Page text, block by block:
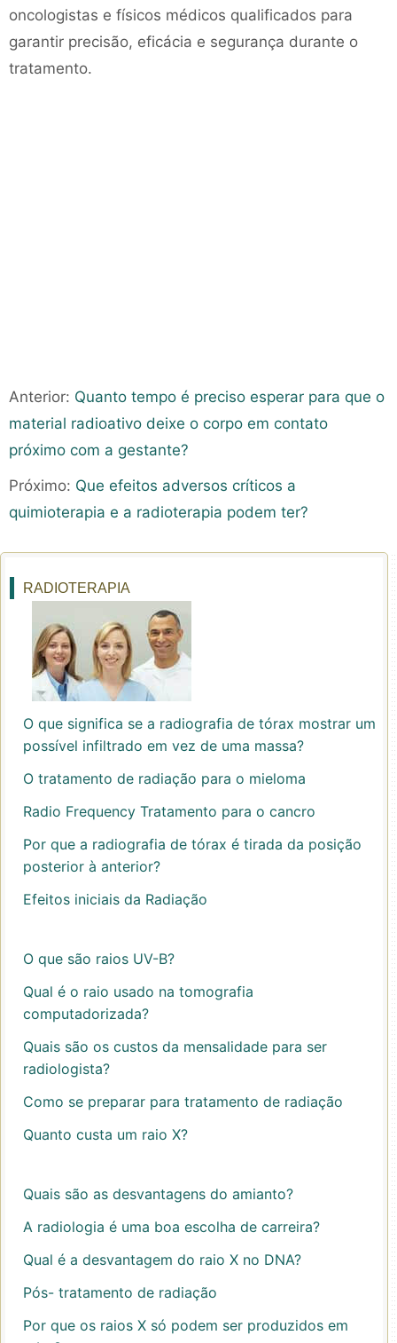
oncologistas e físicos médicos qualificados para
garantir precisão, eficácia e segurança durante o
tratamento.
Anterior: Quanto tempo é preciso esperar para que o
material radioativo deixe o corpo em contato
próximo com a gestante?
Próximo: Que efeitos adversos críticos a
quimioterapia e a radioterapia podem ter?
RADIOTERAPIA
O que significa se a radiografia de tórax mostrar um
possível infiltrado em vez de uma massa?
O tratamento de radiação para o mieloma
Radio Frequency Tratamento para o cancro
Por que a radiografia de tórax é tirada da posição
posterior à anterior?
Efeitos iniciais da Radiação
O que são raios UV-B?
Qual é o raio usado na tomografia
computadorizada?
Quais são os custos da mensalidade para ser
radiologista?
Como se preparar para tratamento de radiação
Quanto custa um raio X?
Quais são as desvantagens do amianto?
A radiologia é uma boa escolha de carreira?
Qual é a desvantagem do raio X no DNA?
Pós- tratamento de radiação
Por que os raios X só podem ser produzidos em